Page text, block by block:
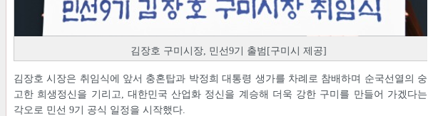
김장호 구미시장, 민선9기 출범[구미시 제공]
김장호 시장은 취임식에 앞서 충혼탑과 박정희 대통령 생가를 차례로 참배하며 순국선열의 숭
고한 희생정신을 기리고, 대한민국 산업화 정신을 계승해 더욱 강한 구미를 만들어 가겠다는
각오로 민선 9기 공식 일정을 시작했다.